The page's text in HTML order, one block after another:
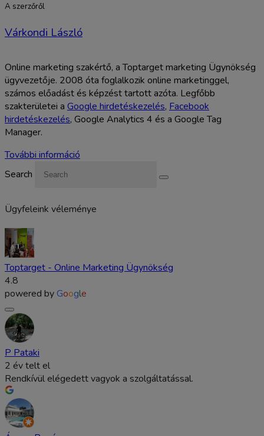
A szerzőről
Várkondi László
Online marketing szakértő, a Toptarget marketing Ügynökség
ügyvezetője. 2008 óta foglalkozik online marketinggel,
számos előadást és képzést tartott azóta. Legfőbb
szakterületei a Google hirdetéskezelés, Facebook
hirdetéskezelés, Google Analytics 4 és a Google Tag
Manager.
További információ
Search
Ügyfeleink véleménye
Toptarget - Online Marketing Ügynökség
4.8
powered by Google
P Pataki
2 év telt el
Rendkívül elégedett vagyok a szolgáltatással.